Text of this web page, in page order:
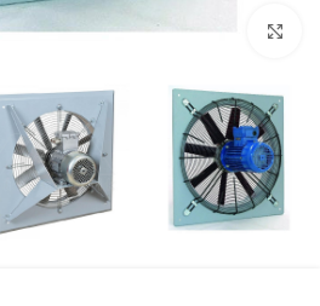
برای بزرگنمایی کلیک کنید